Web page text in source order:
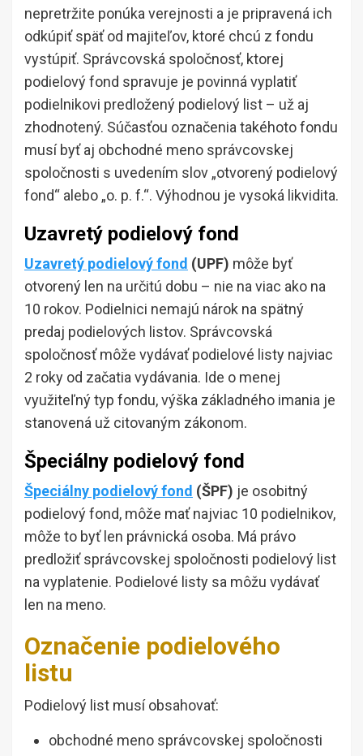
nepretržite ponúka verejnosti a je pripravená ich
odkúpiť späť od majiteľov, ktoré chcú z fondu
vystúpiť. Správcovská spoločnosť, ktorej
podielový fond spravuje je povinná vyplatiť
podielnikovi predložený podielový list – už aj
zhodnotený. Súčasťou označenia takéhoto fondu
musí byť aj obchodné meno správcovskej
spoločnosti s uvedením slov „otvorený podielový
fond“ alebo „o. p. f.“. Výhodnou je vysoká likvidita.
Uzavretý podielový fond
Uzavretý podielový fond (UPF) môže byť
otvorený len na určitú dobu – nie na viac ako na
10 rokov. Podielnici nemajú nárok na spätný
predaj podielových listov. Správcovská
spoločnosť môže vydávať podielové listy najviac
2 roky od začatia vydávania. Ide o menej
využiteľný typ fondu, výška základného imania je
stanovená už citovaným zákonom.
Špeciálny podielový fond
Špeciálny podielový fond (ŠPF) je osobitný
podielový fond, môže mať najviac 10 podielnikov,
môže to byť len právnická osoba. Má právo
predložiť správcovskej spoločnosti podielový list
na vyplatenie. Podielové listy sa môžu vydávať
len na meno.
Označenie podielového
listu
Podielový list musí obsahovať:
obchodné meno správcovskej spoločnosti